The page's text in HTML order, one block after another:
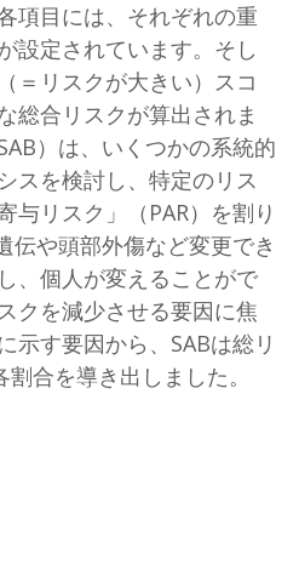
項目には、それぞれの重
設定されています。そし
＝リスクが大きい）スコ
総合リスクが算出されま
）は、いくつかの系統的
スを検討し、特定のリス
与リスク」（PAR）を割り
伝や頭部外傷など変更でき
、個人が変えることがで
クを減少させる要因に焦
示す要因から、SABは総リ
合を導き出しました。